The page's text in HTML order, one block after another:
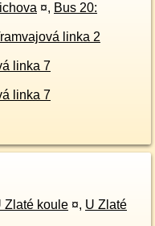
¤, Bus 20:
linka 2
linka 7
linka 7
Zlaté koule ¤, U Zlaté